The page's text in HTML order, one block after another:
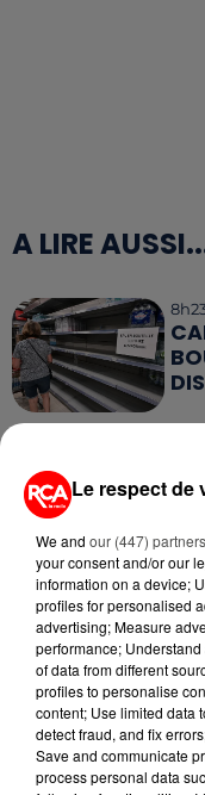
A LIRE
5
5
Le respect de
We and our (447) partners
your consent and/or our
information on a device;
profiles for personalised
advertising; Measure
performance;
of data from different
profiles to personalise
content; Use limited data
detect fraud, and fix
Save and communicate
process personal data